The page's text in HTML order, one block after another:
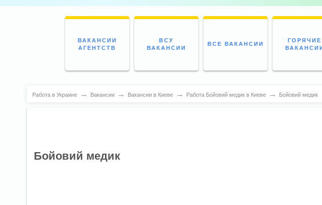
ВАКАНСИИ
АГЕНТСТВ
ВСУ
ВАКАНСИИ
ВСЕ ВАКАНСИИ
ГОРЯЧИЕ
Работа в Украине → Вакансии → Вакансии в Киеве → Работа Бойовий медик в Киеве → Бойовий медик
Бойовий медик